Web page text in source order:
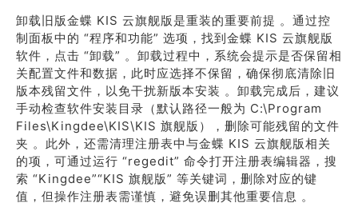
卸载旧版金蝶 KIS 云旗舰版是重装的重要前提 。通过控
制面板中的 “程序和功能” 选项，找到金蝶 KIS 云旗舰版
软件，点击 “卸载” 。卸载过程中，系统会提示是否保留相
关配置文件和数据，此时应选择不保留，确保彻底清除旧
版本残留文件，以免干扰新版本安装 。卸载完成后，建议
手动检查软件安装目录（默认路径一般为 C:\Program
Files\Kingdee\KIS\KIS 旗舰版），删除可能残留的文件
夹 。此外，还需清理注册表中与金蝶 KIS 云旗舰版相关
的项，可通过运行 “regedit” 命令打开注册表编辑器，搜
索 “Kingdee”“KIS 旗舰版” 等关键词，删除对应的键
值，但操作注册表需谨慎，避免误删其他重要信息 。